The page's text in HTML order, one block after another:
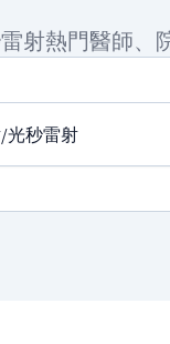
雷射熱門醫師